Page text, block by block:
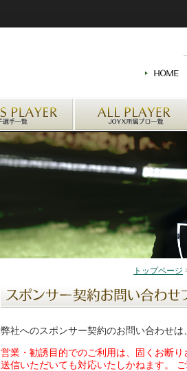
トップページ
弊社へのスポンサー契約のお問い合わせは
営業・勧誘目的でのご利用は、固くお断り
送信いただいても対応いたしかねます。